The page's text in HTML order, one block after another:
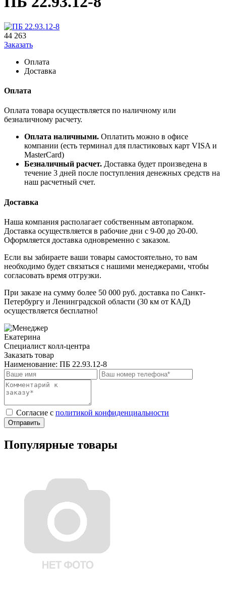
44 263
Заказать
Оплата
Доставка
Оплата
Оплата товара осуществляется по наличному или
безналичному расчету.
Оплата наличными. Оплатить можно в офисе
компании (есть терминал для пластиковых карт VISA и
MasterCard)
Безналичный расчет. Доставка будет произведена в
течение 3 дней после поступления денежных средств на
наш расчетный счет.
Доставка
Наша компания располагает собственным автопарком.
Доставка осуществляется в рабочие дни с 9-00 до 20-00.
Оформляется доставка одновременно с заказом.
Если вы забираете ваши товары самостоятельно, то вам
необходимо будет связаться с нашими менеджерами, чтобы
согласовать время отгрузки.
При заказе на сумму более 50 000 руб. доставка по Санкт-
Петербургу и Ленинградской области (30 км от КАД)
осуществляется бесплатно!
Екатерина
Специалист колл-центра
Заказать товар
Наименование: ПБ 22.93.12-8
Cогласие с политикой конфиденциальности
Отправить
Популярные товары